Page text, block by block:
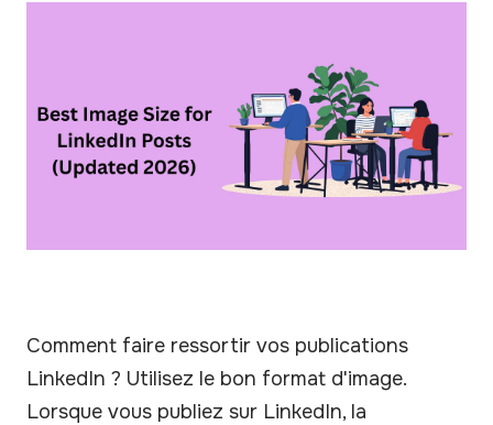
Comment faire ressortir vos publications
LinkedIn ? Utilisez le bon format d'image.
Lorsque vous publiez sur LinkedIn, la